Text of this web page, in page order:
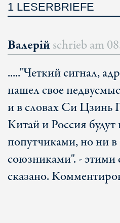
1 LESERBRIEFE
Валерій schrieb am
....."Четкий сигнал,
нашел свое
и в словах Си Цзинь
Китай и Россия будут
попутчиками, но ни в
союзниками". - этими
сказано.